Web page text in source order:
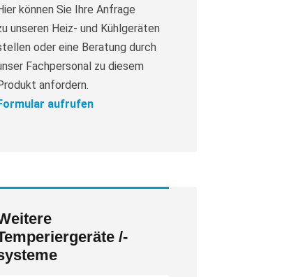
können Sie Ihre Anfrage
unseren Heiz- und Kühlgeräten
oder eine Beratung durch
Fachpersonal zu diesem
anfordern.
aufrufen
/-